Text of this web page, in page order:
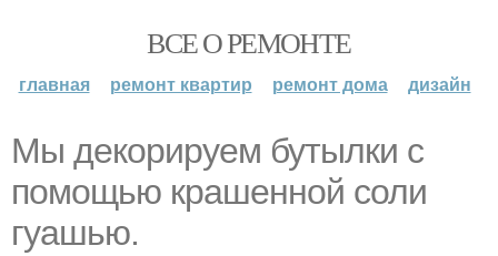
ВСЕ О РЕМОНТЕ
главная ремонт квартир ремонт дома дизайн
Мы декорируем бутылки с
помощью крашенной соли
гуашью.